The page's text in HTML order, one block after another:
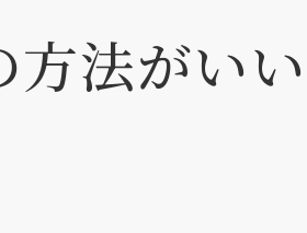
法がいい